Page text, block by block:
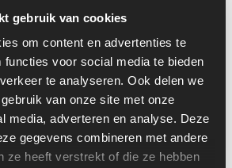
gebruik van cookies
om content en advertenties te
functies voor social media te bieden
te analyseren. Ook delen we
van onze site met onze
media, adverteren en analyse. Deze
gegevens combineren met andere
ze heeft verstrekt of die ze hebben
Deutz
Starter
12V 9T 4,0KW
11131864